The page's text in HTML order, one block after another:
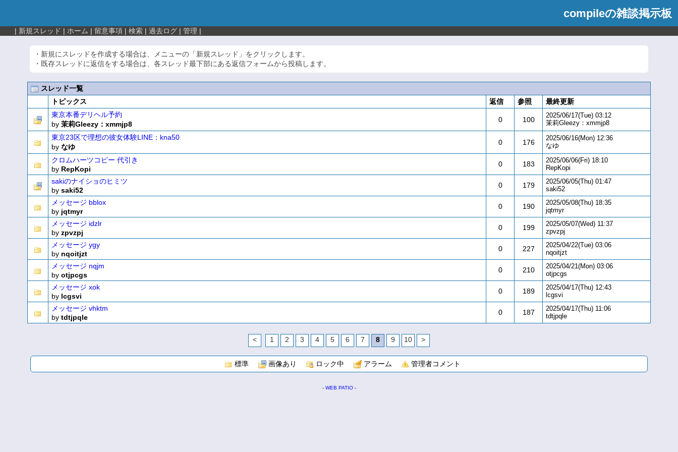
compileの雑談掲示板
| 新規スレッド | ホーム | 留意事項| 検索| 過去ログ| 管理 |
・新規にスレッドを作成する場合は、メニューの「新規スレッド」をクリックします。
・既存スレッドに返信をする場合は、各スレッド最下部にある返信フォームから投稿します。
スレッド一覧
トピックス
返信 参照
最終更新
東京本番デリヘル予約
by 茉莉Gleezy：xmmjp8
0 100
2025/06/17(Tue) 03:12
茉莉Gleezy：xmmjp8
東京23区で理想の彼女体験LINE：kna50
by なゆ
0 176
2025/06/16(Mon) 12:36
なゆ
クロムハーツコピー 代引き
by RepKopi
0 183
2025/06/06(Fri) 18:10
RepKopi
sakiのナイショのヒミツ
by saki52
0 179
2025/06/05(Thu) 01:47
saki52
メッセージ bblox
by jqtmyr
0 190
2025/05/08(Thu) 18:35
jqtmyr
メッセージ idzlr
by zpvzpj
0 199
2025/05/07(Wed) 11:37
zpvzpj
メッセージ ygy
by nqoitjzt
0 227
2025/04/22(Tue) 03:06
nqoitjzt
メッセージ nqjm
by otjpcgs
0 210
2025/04/21(Mon) 03:06
otjpcgs
メッセージ xok
by lcgsvi
0 189
2025/04/17(Thu) 12:43
lcgsvi
メッセージ vhktm
by tdtjpqle
0 187
2025/04/17(Thu) 11:06
tdtjpqle
< 1 2 3 4 5 6 7 8 9 10 >
標準 画像あり ロック中 アラーム 管理者コメント
- WEB PATIO-